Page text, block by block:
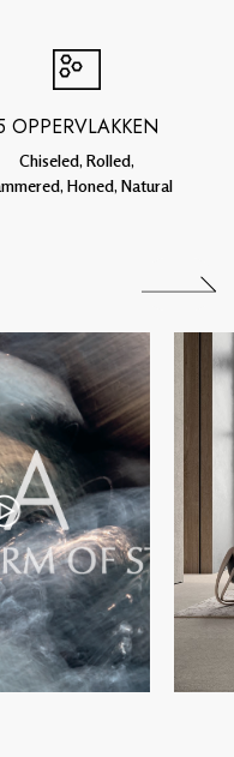
OPPERVLAKKEN
Chiseled, Rolled,
Honed, Natural